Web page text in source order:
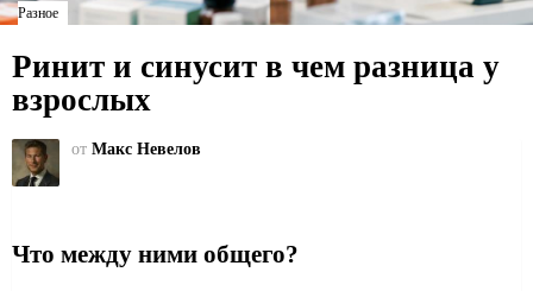
Разное
Ринит и синусит в чем разница у
взрослых
от Макс Невелов
Что между ними общего?